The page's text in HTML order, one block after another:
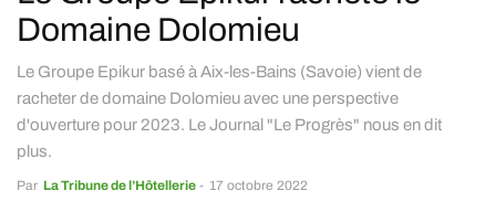
Domaine Dolomieu
Le Groupe Epikur basé à Aix-les-Bains (Savoie) vient de
racheter de domaine Dolomieu avec une perspective
d'ouverture pour 2023. Le Journal "Le Progrès" nous en dit
plus.
Par La Tribune de l’Hôtellerie - 17 octobre 2022